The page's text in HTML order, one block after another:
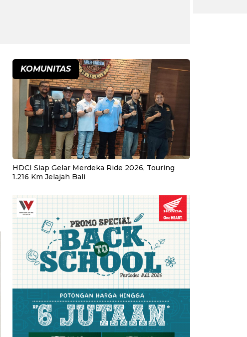
KOMUNITAS
HDCI Siap Gelar Merdeka Ride 2026, Touring
1.216 Km Jelajah Bali